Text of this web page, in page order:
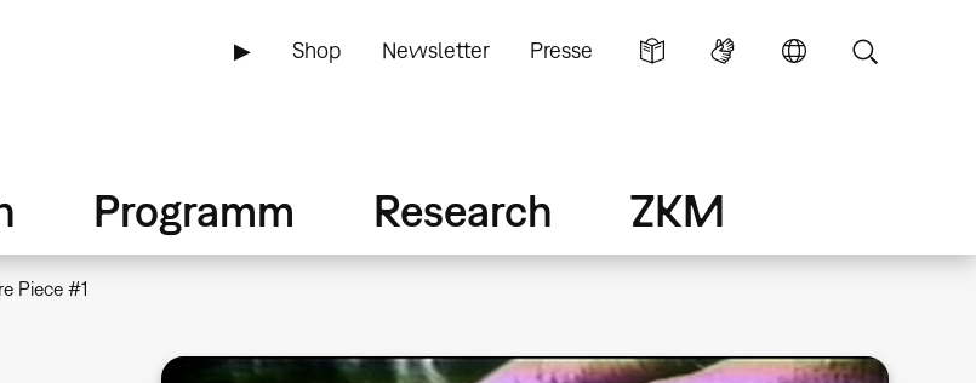
▶ Shop Newsletter Presse
Programm Research ZKM
Piece #1